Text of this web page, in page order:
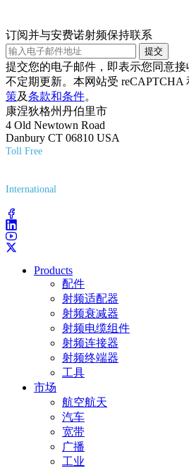
订阅并与安费诺射频保持联系
提交
提交您的电子邮件，即表示您同意接
不定期更新。本网站受 reCAPTCHA
策及条款和条件。
康涅狄格州丹伯里市
4 Old Newtown Road
Danbury CT 06810 USA
Toll Free
International
Products
配件
射频适配器
射频衰减器
射频电缆组件
射频连接器
射频终端器
工具
市场
航空航天
汽车
宽带
广播
工业